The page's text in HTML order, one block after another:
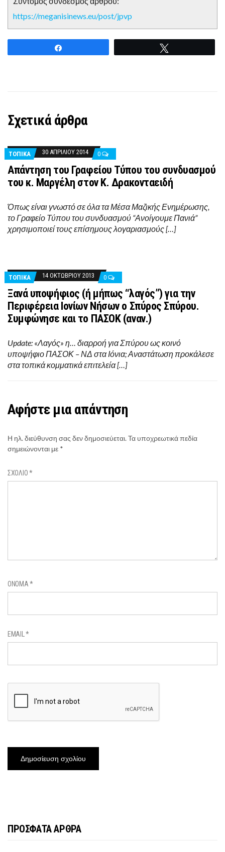
https://meganisinews.eu/post/jpvp
Σχετικά άρθρα
ΤΟΠΙΚΑ 30 ΑΠΡΙΛΊΟΥ 2014 0
Απάντηση του Γραφείου Τύπου του συνδυασμού
του κ. Μαργέλη στον Κ. Δρακονταειδή
Όπως είναι γνωστό σε όλα τα Μέσα Μαζικής Ενημέρωσης,
το Γραφείο Τύπου του συνδυασμού “Ανοίγουμε Πανιά”
χρησιμοποιεί τους επίσημους λογαριασμούς […]
ΤΟΠΙΚΑ 14 ΟΚΤΩΒΡΊΟΥ 2013 0
Ξανά υποψήφιος (ή μήπως “λαγός”) για την
Περιφέρεια Ιονίων Νήσων ο Σπύρος Σπύρου.
Συμφώνησε και το ΠΑΣΟΚ (αναν.)
Update: «Λαγός» η… διαρροή για Σπύρου ως κοινό
υποψήφιο ΠΑΣΟΚ – ΝΔ στα Ιόνια; Αναστάτωση προκάλεσε
στα τοπικά κομματικά επιτελεία […]
Αφήστε μια απάντηση
Η ηλ. διεύθυνση σας δεν δημοσιεύεται.Τα υποχρεωτικά πεδία
σημειώνονται με *
ΣΧΌΛΙΟ*
ΌΝΟΜΑ*
EMAIL*
ΠΡΟΣΦΑΤΑ ΑΡΘΡΑ